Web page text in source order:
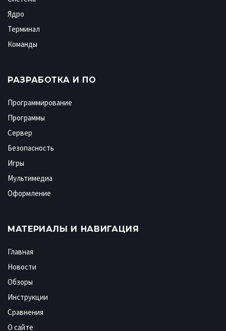
Ядро
Терминал
Команды
РАЗРАБОТКА И ПО
Программирование
Программы
Сервер
Безопасность
Игры
Мультимедиа
Оформление
МАТЕРИАЛЫ И НАВИГАЦИЯ
Главная
Новости
Обзоры
Инструкции
Сравнения
О сайте